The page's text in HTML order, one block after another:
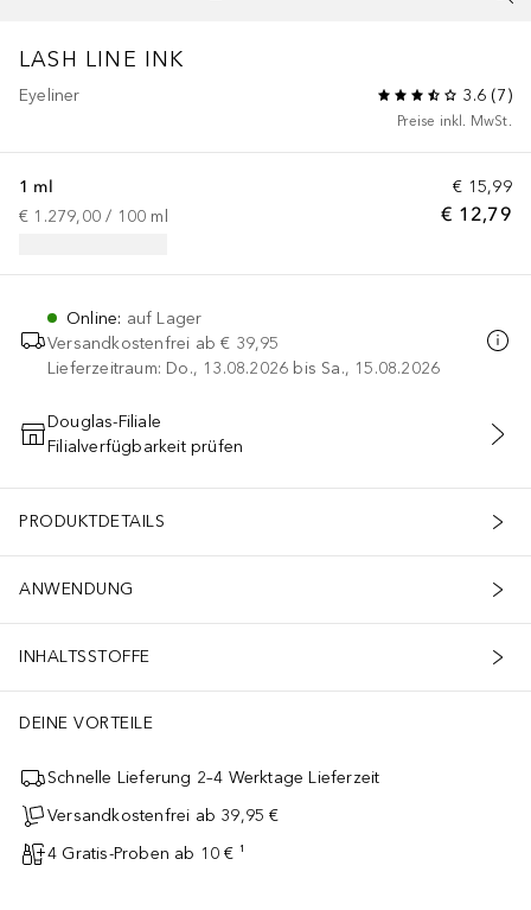
LASH LINE INK
Eyeliner 3.6 (7)
Preise inkl. MwSt.
€ 15,99
€ 12,79
1 ml
€ 1.279,00 / 100 ml
Online: auf Lager
Versandkostenfrei ab € 39,95
Lieferzeitraum: Do., 13.08.2026 bis Sa., 15.08.2026
IN DEN WARENKORB
Douglas-Filiale
Filialverfügbarkeit prüfen
PRODUKTDETAILS
ANWENDUNG
INHALTSSTOFFE
DEINE VORTEILE
Schnelle Lieferung 2–4 Werktage Lieferzeit
Versandkostenfrei ab 39,95 €
4 Gratis-Proben ab 10 € ¹